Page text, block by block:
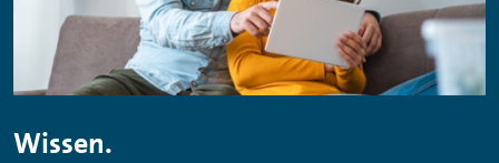
ZU DEN AUTO-ANGEBOTEN
Wissen.